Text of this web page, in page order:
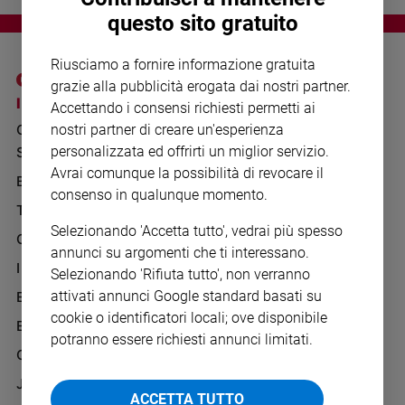
Chiesa
Fede
e
spiritualità
Santi
Devozione
e
Parola
del
del
Società
valori
I SITI SAN PAOLO
GRUPPO EDITORIALE
SAN PAOLO
BENESSERE
TELENOVA
GAZZETTA D'ALBA
IL GIORNALINO
EDICOLA SAN PAOLO
EDIZIONI SAN PAOLO
CREDERE
JESUS
NOTE LEGALI
PRIVACY POLICY
INFORMATIVA
WHISTLEBLOWING
SOCIAL
questo sito gratuito
Riusciamo a fornire informazione gratuita
grazie alla pubblicità erogata dai nostri partner.
Accettando i consensi richiesti permetti ai
nostri partner di creare un'esperienza
personalizzata ed offrirti un miglior servizio.
Avrai comunque la possibilità di revocare il
consenso in qualunque momento.
Selezionando 'Accetta tutto', vedrai più spesso
annunci su argomenti che ti interessano.
Selezionando 'Rifiuta tutto', non verranno
attivati annunci Google standard basati su
cookie o identificatori locali; ove disponibile
potranno essere richiesti annunci limitati.
ACCETTA TUTTO